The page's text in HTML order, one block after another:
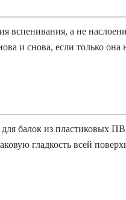
а не
и снова, если только
балок из пластиковых
гладкость всей